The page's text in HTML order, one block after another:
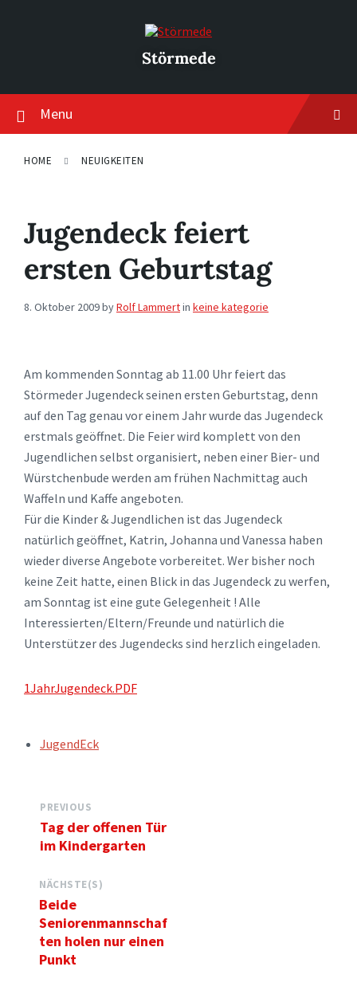
Störmede
Menu
HOME NEUIGKEITEN
Jugendeck feiert
ersten Geburtstag
8. Oktober 2009byRolf Lammertin keine kategorie
Am kommenden Sonntag ab 11.00 Uhr feiert das
Störmeder Jugendeck seinen ersten Geburtstag, denn
auf den Tag genau vor einem Jahr wurde das Jugendeck
erstmals geöffnet. Die Feier wird komplett von den
Jugendlichen selbst organisiert, neben einer Bier- und
Würstchenbude werden am frühen Nachmittag auch
Waffeln und Kaffe angeboten.
Für die Kinder & Jugendlichen ist das Jugendeck
natürlich geöffnet, Katrin, Johanna und Vanessa haben
wieder diverse Angebote vorbereitet. Wer bisher noch
keine Zeit hatte, einen Blick in das Jugendeck zu werfen,
am Sonntag ist eine gute Gelegenheit ! Alle
Interessierten/Eltern/Freunde und natürlich die
Unterstützer des Jugendecks sind herzlich eingeladen.
1JahrJugendeck.PDF
TAGS:JugendEck
PREVIOUS
Tag der offenen Tür
im Kindergarten
NÄCHSTE(S)
Beide
Seniorenmannschaf
ten holen nur einen
Punkt